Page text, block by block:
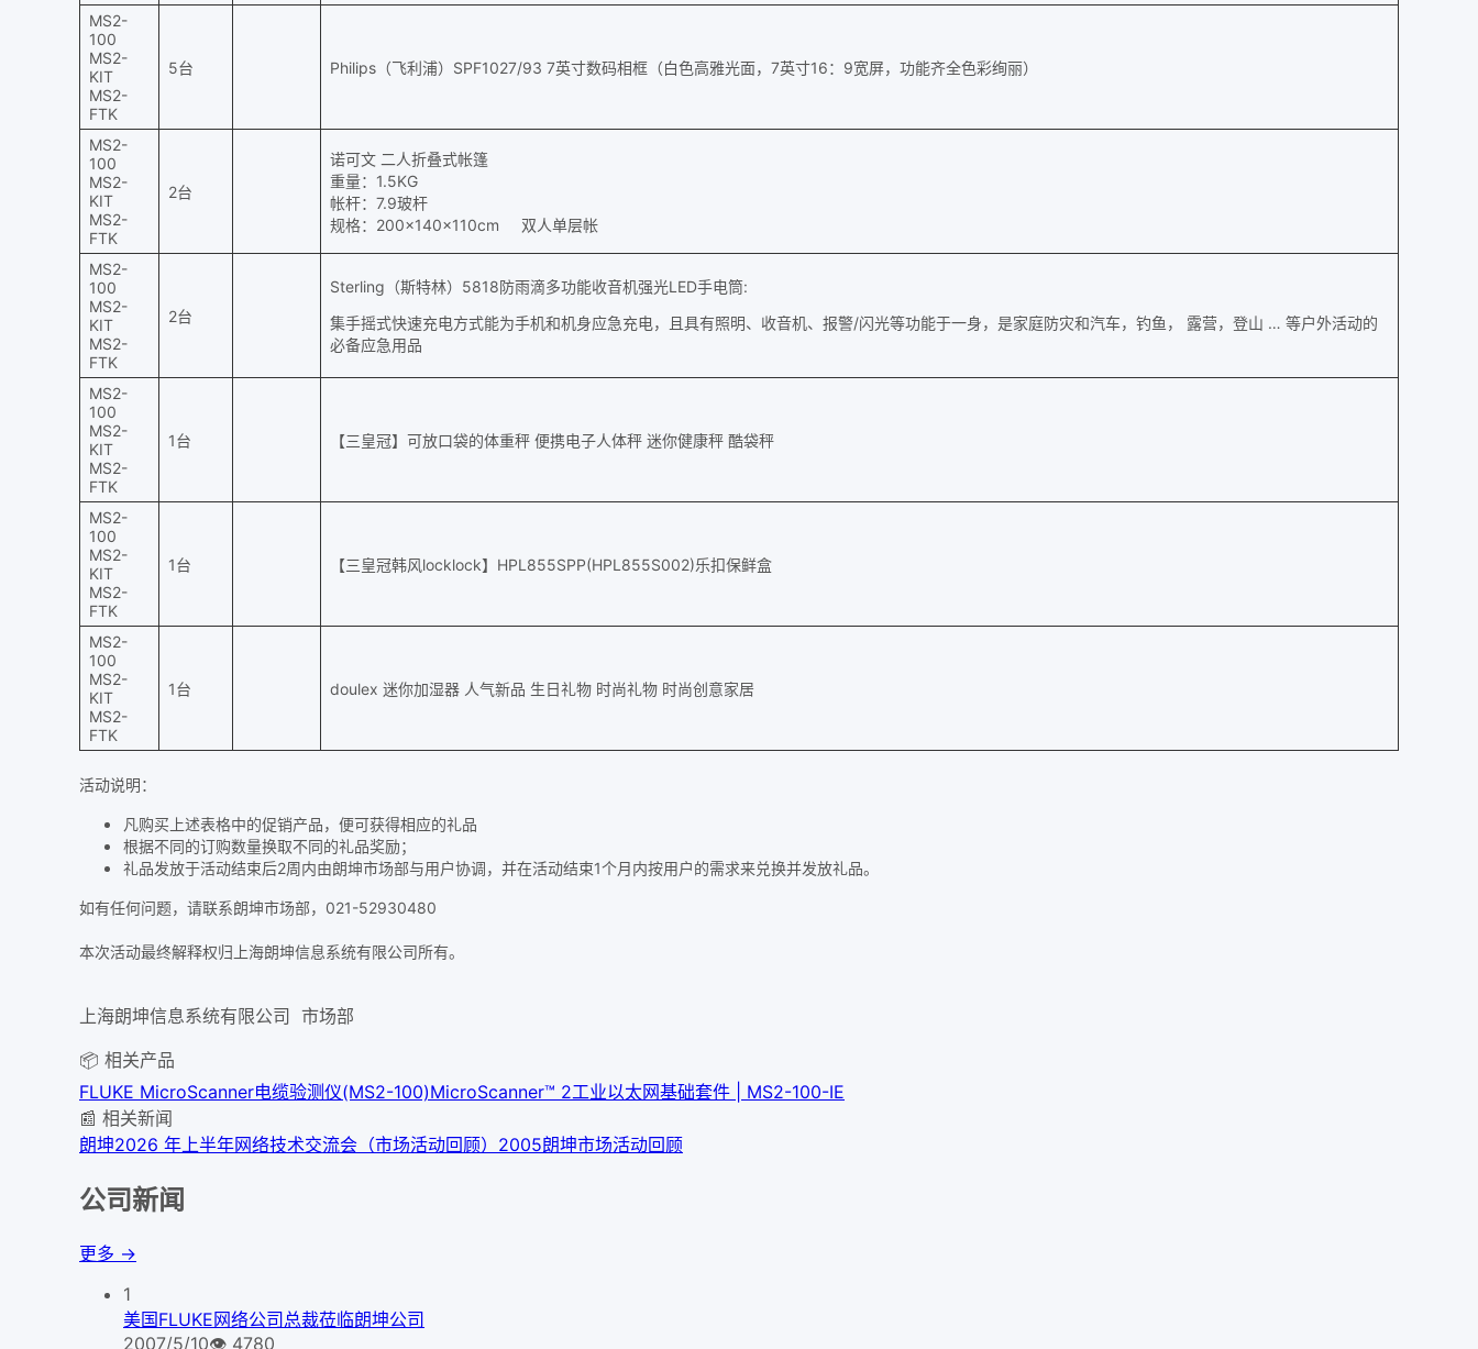
MS2-
100
MS2-
KIT
MS2-
FTK
5台 Philips（飞利浦）SPF1027/93 7英寸数码相框（白色高雅光面，7英寸16：9宽屏，功能齐全色彩绚丽）
MS2-
100
MS2-
KIT
MS2-
FTK
2台
诺可文 二人折叠式帐篷
重量：1.5KG
帐杆：7.9玻杆
规格：200×140×110cm 双人单层帐
MS2-
100
MS2-
KIT
MS2-
FTK
2台
Sterling（斯特林）5818防雨滴多功能收音机强光LED手电筒:
集手摇式快速充电方式能为手机和机身应急充电，且具有照明、收音机、报警/闪光等功能于一身，是家庭防灾和汽车，钓鱼， 露营，登山 … 等户外活动的
必备应急用品
MS2-
100
MS2-
KIT
MS2-
FTK
1台 【三皇冠】可放口袋的体重秤 便携电子人体秤 迷你健康秤 酷袋秤
MS2-
100
MS2-
KIT
MS2-
FTK
1台 【三皇冠韩风locklock】HPL855SPP(HPL855S002)乐扣保鲜盒
MS2-
100
MS2-
KIT
MS2-
FTK
1台 doulex 迷你加湿器 人气新品 生日礼物 时尚礼物 时尚创意家居
活动说明：
凡购买上述表格中的促销产品，便可获得相应的礼品
根据不同的订购数量换取不同的礼品奖励；
礼品发放于活动结束后2周内由朗坤市场部与用户协调，并在活动结束1个月内按用户的需求来兑换并发放礼品。
如有任何问题，请联系朗坤市场部，021-52930480
本次活动最终解释权归上海朗坤信息系统有限公司所有。
上海朗坤信息系统有限公司 市场部
📦 相关产品
FLUKE MicroScanner电缆验测仪(MS2-100)MicroScanner™ 2工业以太网基础套件 | MS2-100-IE
📰 相关新闻
朗坤2026 年上半年网络技术交流会（市场活动回顾） 2005朗坤市场活动回顾
公司新闻
更多 →
1
美国FLUKE网络公司总裁莅临朗坤公司
2007/5/10👁 4780